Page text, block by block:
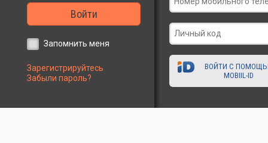
Войти
Запомнить меня
Зарегистрируйтесь
Забыли пароль?
ВОЙТИ С
MOBIIL-ID